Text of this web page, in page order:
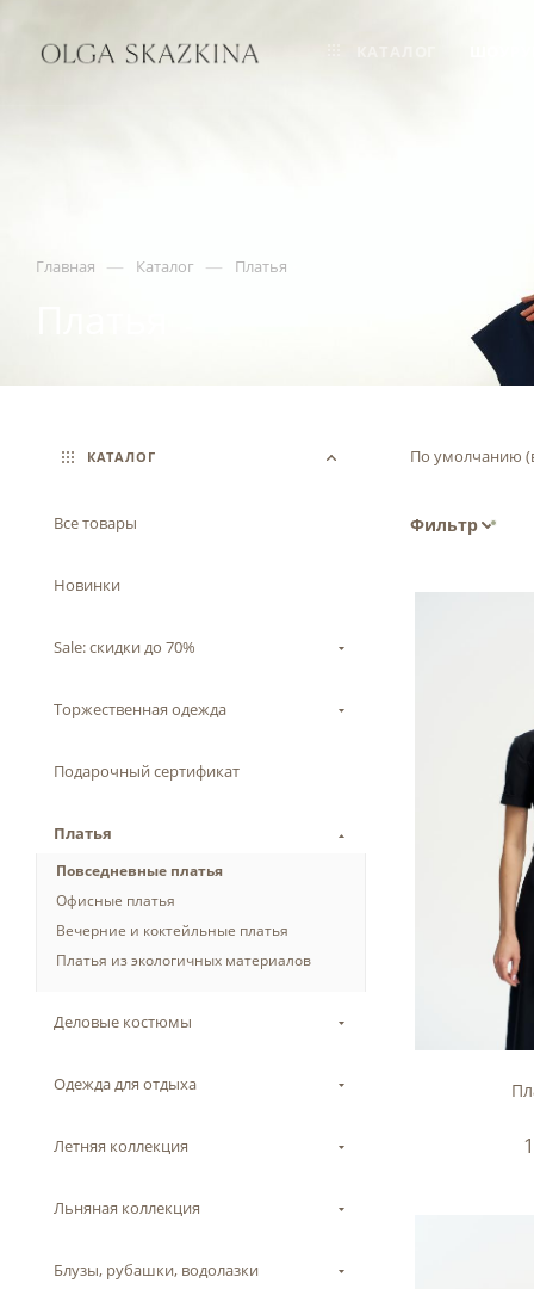
Главная — Каталог — Платья
По умолчанию
Фильтр
КАТАЛОГ
Все товары
Новинки
Sale: скидки до 70%
Торжественная одежда
Подарочный сертификат
Платья
Повседневные платья
Офисные платья
Вечерние и коктейльные платья
Платья из экологичных материалов
Деловые костюмы
Одежда для отдыха
Летняя коллекция
Льняная коллекция
Блузы, рубашки, водолазки